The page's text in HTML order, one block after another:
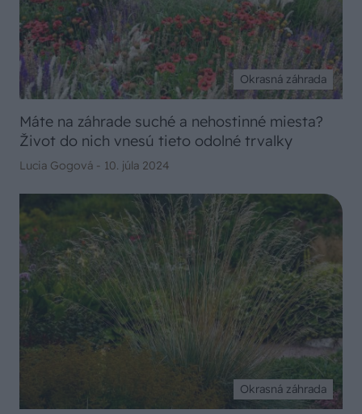
Okrasná záhrada
Máte na záhrade suché a nehostinné miesta?
Život do nich vnesú tieto odolné trvalky
Lucia Gogová - 10. júla 2024
Okrasná záhrada